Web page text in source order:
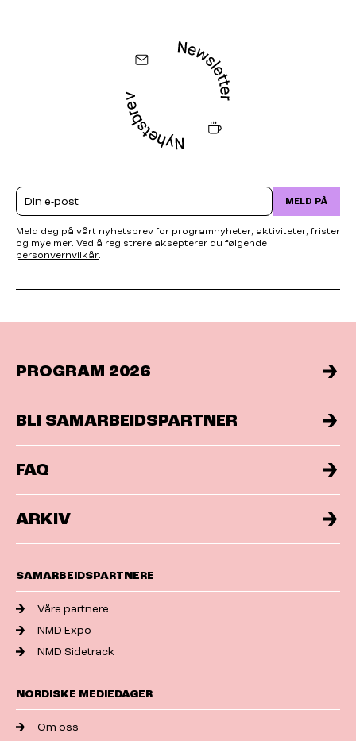
Email MELD PÅ
Meld deg på vårt nyhetsbrev for programnyheter, aktiviteter, frister
og mye mer. Ved å registrere aksepterer du følgende
personvernvilkår.
PROGRAM 2026
BLI SAMARBEIDSPARTNER
FAQ
ARKIV
SAMARBEIDSPARTNERE
Våre partnere
NMD Expo
NMD Sidetrack
NORDISKE MEDIEDAGER
Om oss